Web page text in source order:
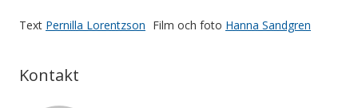
Text Pernilla Lorentzson Film och foto Hanna Sandgren
Kontakt